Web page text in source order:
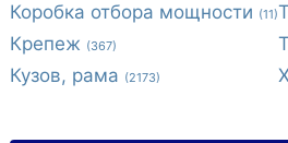
Коробка отбора мощности (11)
Крепеж (367)
Кузов, рама (2173)